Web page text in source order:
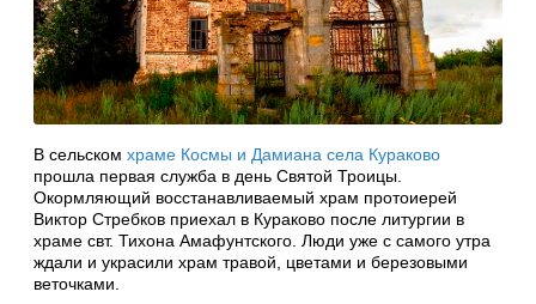
В сельском храме Космы и Дамиана села Кураково
прошла первая служба в день Святой Троицы.
Окормляющий восстанавливаемый храм протоиерей
Виктор Стребков приехал в Кураково после литургии в
храме свт. Тихона Амафунтского. Люди уже с самого утра
ждали и украсили храм травой, цветами и березовыми
веточками.